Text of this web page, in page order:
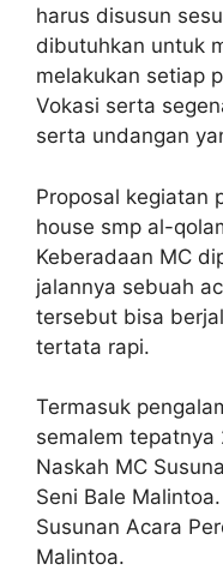
harus disusun
dibutuhkan untuk
melakukan setiap
Vokasi serta
serta undangan
Proposal kegiatan
house smp al-
Keberadaan MC
jalannya sebuah
tersebut bisa
tertata rapi.
Termasuk
semalem tepatnya
Naskah MC
Seni Bale
Susunan Acara
Malintoa.